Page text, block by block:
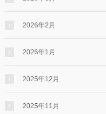
2026年2月
2026年1月
2025年12月
2025年11月